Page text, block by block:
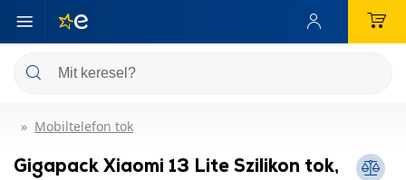
Mobiltelefon tok
Gigapack Xiaomi 13 Lite Szilikon tok,